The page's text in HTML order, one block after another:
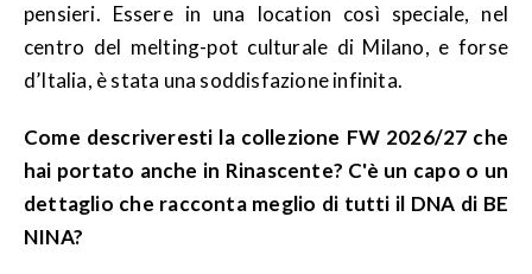
pensieri. Essere in una location così speciale, nel
centro del melting-pot culturale di Milano, e forse
d’Italia, è stata una soddisfazione infinita.
Come descriveresti la collezione FW 2026/27 che
hai portato anche in Rinascente? C'è un capo o un
dettaglio che racconta meglio di tutti il DNA di BE
NINA?